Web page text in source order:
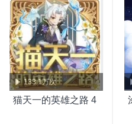
133.1万次
猫天一的英雄之路 4